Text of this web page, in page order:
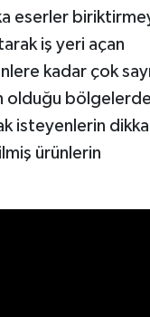
eserler
iş yeri açan
kadar çok
olduğu bölgelerde
isteyenlerin
ürünlerin